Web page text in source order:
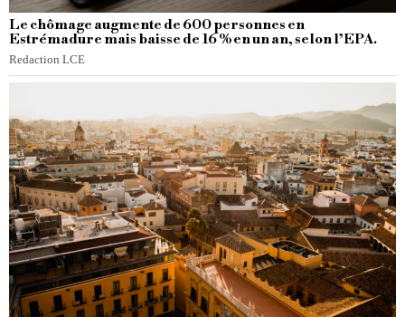
Le chômage augmente de 600 personnes en
Estrémadure mais baisse de 16 % en un an, selon l’EPA.
Redaction LCE